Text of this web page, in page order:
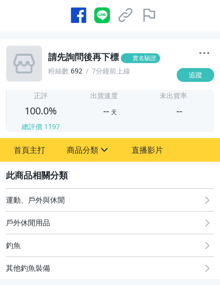
請先詢問後再下標 實名驗證
粉絲數 692 7分鐘前上線 追蹤
正評
100.0%
總評價 1197
出貨速度
-- 天
未出貨率
--
首頁主打 商品分類
運動、戶外與休閒
直播影片
運動、戶外與休閒
戶外休閒用品
釣魚
其他釣魚裝備